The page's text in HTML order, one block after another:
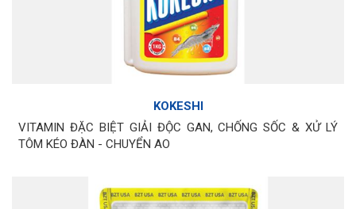
KOKESHI
VITAMIN ĐẶC BIỆT GIẢI ĐỘC GAN, CHỐNG SỐC & XỬ LÝ
TÔM KÉO ĐÀN - CHUYỂN AO